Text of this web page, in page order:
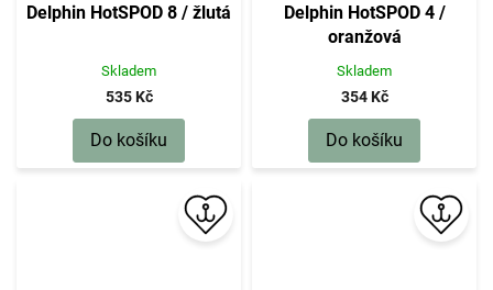
Delphin HotSPOD 8 / žlutá
Skladem
535 Kč
Do košíku
Delphin HotSPOD 4 /
oranžová
Skladem
354 Kč
Do košíku